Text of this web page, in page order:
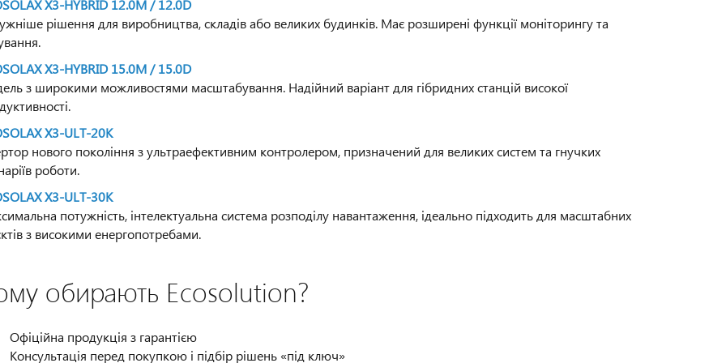
X3-HYBRID 12.0M / 12.0D
рішення для виробництва, складів або великих будинків. Має розширені функції моніторингу та
X3-HYBRID 15.0M / 15.0D
з широкими можливостями масштабування. Надійний варіант для гібридних станцій високої
X3-ULT-20K
нового покоління з ультраефективним контролером, призначений для великих систем та гнучких
роботи.
X3-ULT-30K
потужність, інтелектуальна система розподілу навантаження, ідеально підходить для масштабних
з високими енергопотребами.
обирають Ecosolution?
Офіційна продукція з гарантією
Консультація перед покупкою і підбір рішень «під ключ»